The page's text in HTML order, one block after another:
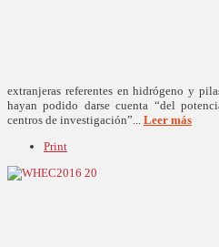
extranjeras referentes en hidrógeno y
hayan podido darse cuenta “del
centros de investigación”... Leer más
Print